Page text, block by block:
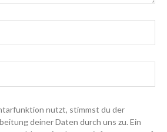
nutzt, stimmst du der
deiner Daten durch uns zu. Ein